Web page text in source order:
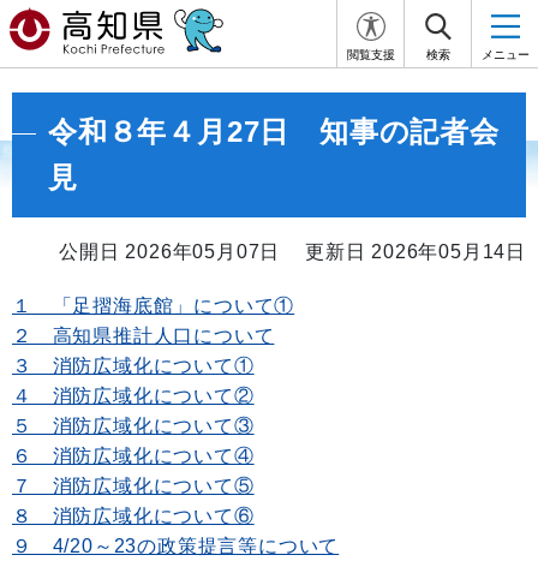
閲覧支援 検索 メニュー
令和８年４月27日 知事の記者会
見
公開日 2026年05月07日 更新日 2026年05月14日
１ 「足摺海底館」について①
２ 高知県推計人口について
３ 消防広域化について①
４ 消防広域化について②
５ 消防広域化について③
６ 消防広域化について④
７ 消防広域化について⑤
８ 消防広域化について⑥
９ 4/20～23の政策提言等について